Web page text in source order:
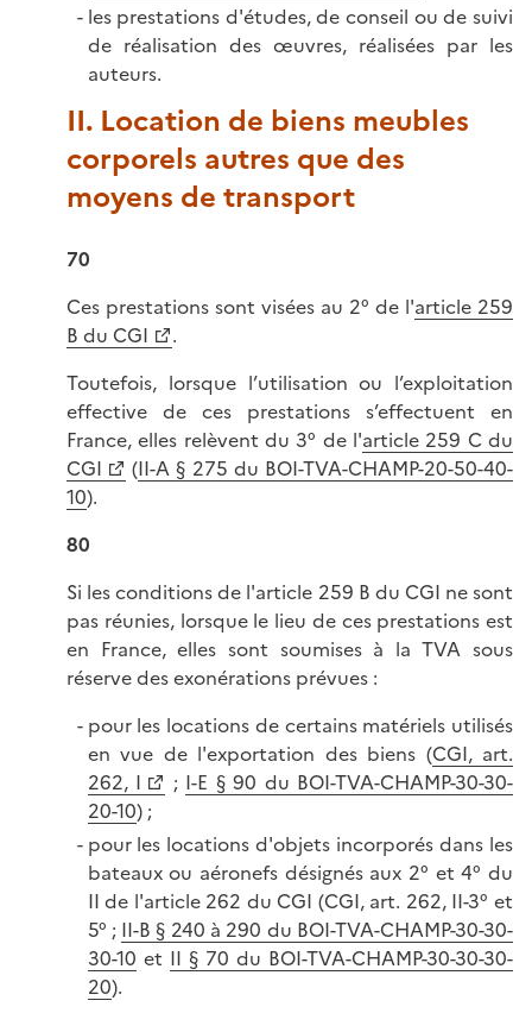
les prestations d'études, de conseil ou de suivi
de réalisation des œuvres, réalisées par les
auteurs.
II. Location de biens meubles
corporels autres que des
moyens de transport
70
Ces prestations sont visées au 2° de l'article 259
B du CGI
.
Toutefois, lorsque l’utilisation ou l’exploitation
effective de ces prestations s’effectuent en
France, elles relèvent du 3° de l'article 259 C du
CGI
(II-A § 275 du BOI-TVA-CHAMP-20-50-40-
10).
80
Si les conditions de l'article 259 B du CGI ne sont
pas réunies, lorsque le lieu de ces prestations est
en France, elles sont soumises à la TVA sous
réserve des exonérations prévues :
pour les locations de certains matériels utilisés
en vue de l'exportation des biens (CGI, art.
262, I
; I-E § 90 du BOI-TVA-CHAMP-30-30-
20-10) ;
pour les locations d'objets incorporés dans les
bateaux ou aéronefs désignés aux 2° et 4° du
II de l'article 262 du CGI (CGI, art. 262, II-3° et
5° ; II-B § 240 à 290 du BOI-TVA-CHAMP-30-30-
30-10 et II § 70 du BOI-TVA-CHAMP-30-30-30-
20).